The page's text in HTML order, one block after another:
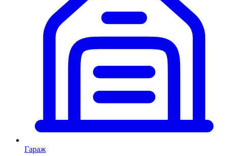
Гараж